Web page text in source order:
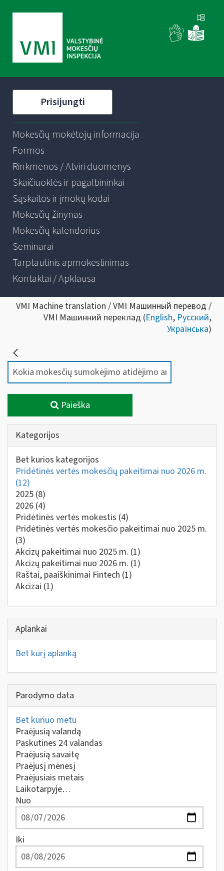
Prisijungti
Mokesčių mokėtojų informacija
Formos
Rinkmenos / Atviri duomenys
Skaičiuoklės ir pagalbininkai
Sąskaitos ir įmokų kodai
Mokesčių žinynas
Mokesčių kalendorius
Seminarai
Tarptautinis apmokestinimas
Kontaktai / Apklausa
VMI Machine translation / VMI Машинный перевод /
VMI Машинний переклад (English, Русский,
Українська)
Paieška
Kategorijos
Bet kurios kategorijos
Pridėtinės vertės mokesčių pakeitimai nuo 2026 m.
(12)
2025 (8)
2026 (4)
Pridėtinės vertės mokestis (4)
Pridėtinės vertės mokesčio pakeitimai nuo 2025 m.
(3)
Akcizų pakeitimai nuo 2025 m. (1)
Akcizų pakeitimai nuo 2026 m. (1)
Raštai, paaiškinimai Fintech (1)
Akcizai (1)
Aplankai
Bet kurį aplanką
Parodymo data
Bet kuriuo metu
Praėjusią valandą
Paskutines 24 valandas
Praėjusią savaitę
Praėjusį mėnesį
Praėjusiais metais
Laikotarpyje…
Nuo
Iki